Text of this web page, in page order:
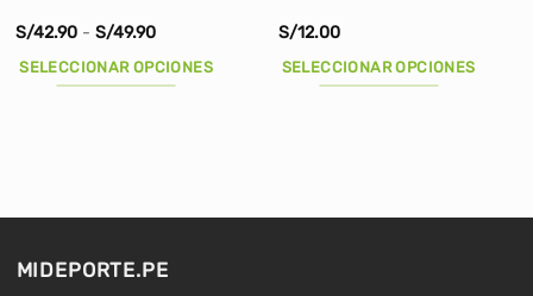
S/42.90 - S/49.90Rango
precios:
desde
SELECCIONAR OPCIONES
se
S/12.00
SELECCIONAR OPCIONES
MIDEPORTE.PE